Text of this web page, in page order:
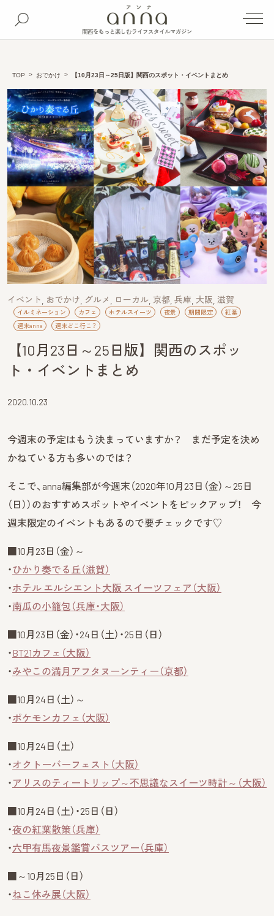
関西をもっと楽しむライフスタイルマガジン
TOP おでかけ 【10月23日～25日版】関西のスポット・イベントまとめ
イベント おでかけ グルメ ローカル 京都 兵庫 大阪 滋賀
イルミネーション カフェ ホテルスイーツ 夜景 期間限定
紅葉
週末anna
週末どこ行こ？
【10月23日～25日版】関西のスポッ
ト・イベントまとめ
2020.10.23
今週末の予定はもう決まっていますか？ まだ予定を決め
かねている方も多いのでは？
そこで、anna編集部が今週末（2020年10月23日（金）～25日
（日））のおすすめスポットやイベントをピックアップ！ 今
週末限定のイベントもあるので要チェックです♡
■10月23日（金）～
・ひかり奏でる丘（滋賀）
・ホテル エルシエント大阪 スイーツフェア（大阪）
・南瓜の小籠包（兵庫・大阪）
■10月23日（金）・24日（土）・25日（日）
・ BT21カフェ（大阪）
・みやこの満月アフタヌーンティー（京都）
■10月24日（土）～
・ポケモンカフェ（大阪）
■10月24日（土）
・オクトーバーフェスト（大阪）
・ アリスのティートリップ～不思議なスイーツ時計～（大阪）
■10月24日（土）・25日（日）
・夜の紅葉散策（兵庫）
・六甲有馬夜景鑑賞バスツアー（兵庫）
■～10月25日（日）
・ねこ休み展（大阪）